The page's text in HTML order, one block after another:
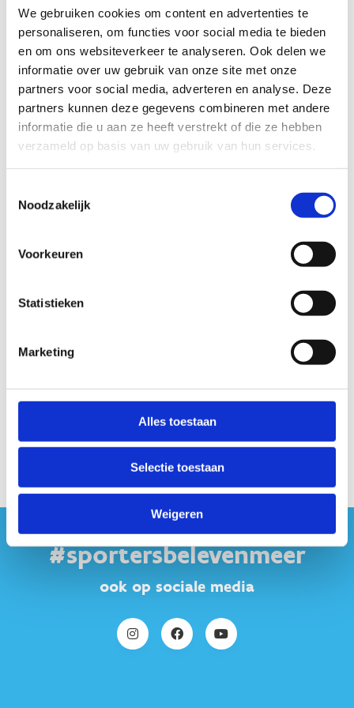
We gebruiken cookies om content en advertenties te
personaliseren, om functies voor social media te bieden
en om ons websiteverkeer te analyseren. Ook delen we
informatie over uw gebruik van onze site met onze
partners voor social media, adverteren en analyse. Deze
partners kunnen deze gegevens combineren met andere
informatie die u aan ze heeft verstrekt of die ze hebben
verzameld op basis van uw gebruik van hun services.
Noodzakelijk
Voorkeuren
Statistieken
Marketing
Alles toestaan
Selectie toestaan
Weigeren
uitgebreide loopervaring kun je deze lus combineren met de
rode lus van 4,8 km en/of de paarse lus van 7,1 km.
Kenmerken van de groene lus:
Goed beloopbaartijdens nattere perioden
Geen verlichting aanwezig
Relatief gemakkelijkdoor de zanderige ondergrond en
slechts 23 hoogtemeters
84% onverharde paden
de rust en sereniteit die deze prachtige looproute te bieden
Startplaatsen
#sportersbelevenmeer
ook op sociale media